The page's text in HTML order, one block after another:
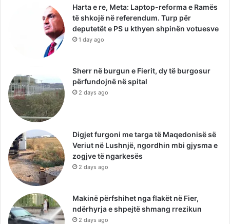
Harta e re, Meta: Laptop-reforma e Ramës
të shkojë në referendum. Turp për
deputetët e PS u kthyen shpinën votuesve
1 day ago
Sherr në burgun e Fierit, dy të burgosur
përfundojnë në spital
2 days ago
Digjet furgoni me targa të Maqedonisë së
Veriut në Lushnjë, ngordhin mbi gjysma e
zogjve të ngarkesës
2 days ago
Makinë përfshihet nga flakët në Fier,
ndërhyrja e shpejtë shmang rrezikun
2 days ago